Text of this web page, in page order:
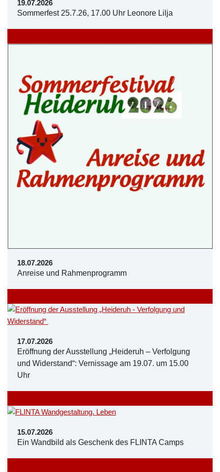
19.07.2026
Sommerfest 25.7.26, 17.00 Uhr Leonore Lilja
18.07.2026
Anreise und Rahmenprogramm
17.07.2026
Eröffnung der Ausstellung „Heideruh – Verfolgung
und Widerstand“: Vernissage am 19.07. um 15.00
Uhr
15.07.2026
Ein Wandbild als Geschenk des FLINTA Camps